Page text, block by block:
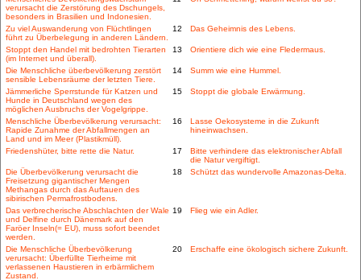
verursacht die Zerstörung des Dschungels,
besonders in Brasilien und Indonesien.
Zu viel Auswanderung von Flüchtlingen
führt zu Überbelegung in anderen Ländern.
12 Das Geheimnis des Lebens.
Stoppt den Handel mit bedrohten Tierarten
(im Internet und überall).
13 Orientiere dich wie eine Fledermaus.
Die Menschliche überbevölkerung zerstört
sensible Lebensräume der letzten Tiere.
14 Summ wie eine Hummel.
Jämmerliche Sperrstunde für Katzen und
Hunde in Deutschland wegen des
möglichen Ausbruchs der Vogelgrippe.
15 Stoppt die globale Erwärmung.
Menschliche Überbevölkerung verursacht:
Rapide Zunahme der Abfallmengen an
Land und im Meer (Plastikmüll).
16
Lasse Oekosysteme in die Zukunft
hineinwachsen.
Friedenshüter, bitte rette die Natur. 17
Bitte verhindere das elektronischer Abfall
die Natur vergiftigt.
Die Überbevölkerung verursacht die
Freisetzung gigantischer Mengen
Methangas durch das Auftauen des
sibirischen Permafrostbodens.
18 Schützt das wundervolle Amazonas-Delta.
Das verbrecherische Abschlachten der Wale
und Delfine durch Dänemark auf den
Faröer Inseln(= EU), muss sofort beendet
werden.
19 Flieg wie ein Adler.
Die Menschliche Überbevölkerung
verursacht: Überfüllte Tierheime mit
verlassenen Haustieren in erbärmlichem
Zustand.
20 Erschaffe eine ökologisch sichere Zukunft.